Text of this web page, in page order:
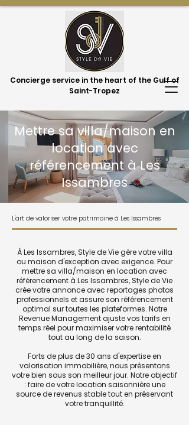
Concierge service in the heart of the Gulf of
Saint-Tropez
Mettre sa villa/maison en
location avec
référencement à Les
Issambres
L'art de valoriser votre patrimoine à Les Issambres
À Les Issambres, Style de Vie gère votre villa
ou maison d'exception avec exigence. Pour
mettre sa villa/maison en location avec
référencement à Les Issambres, Style de Vie
crée votre annonce avec reportages photos
professionnels et assure son référencement
optimal sur toutes les plateformes. Notre
Revenue Management ajuste vos tarifs en
temps réel pour maximiser votre rentabilité
tout au long de la saison.
Forts de plus de 30 ans d'expertise en
valorisation immobilière, nous présentons
votre bien sous son meilleur jour. Notre objectif
: faire de votre location saisonnière une
source de revenus stable tout en préservant
votre tranquillité.